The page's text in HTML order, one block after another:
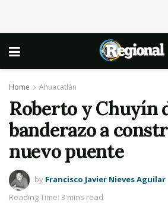
Home Ahuacatlán
Roberto y Chuyín
banderazo a
nuevo puente
by Francisco Javier Nieves Aguilar
Reading Time: 3 mins read